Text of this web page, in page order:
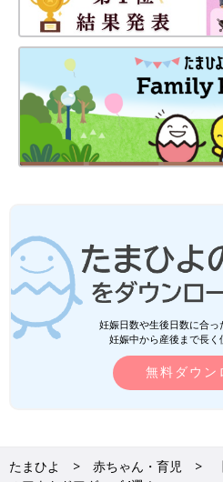
妊娠日数や生後日数に合っ
妊娠中から産後まで長く
無料ダウン
たまひよ 赤ちゃん・育児